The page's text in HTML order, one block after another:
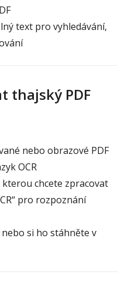
text pro vyhledávání,
thajský PDF
nebo obrazové PDF
OCR
chcete zpracovat
pro rozpoznání
si ho stáhněte v